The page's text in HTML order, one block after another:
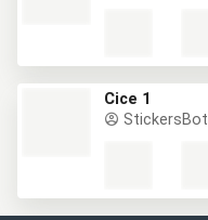
Cice 1
StickersBot